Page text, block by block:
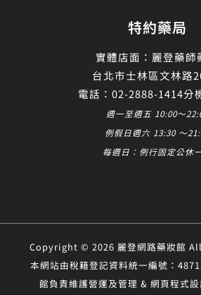
特約藥局
實體店面：麗登藥師
台北市士林區文林路
電話：02-2888-1414分
週一至週五 10:00～
例假日週六 13:30 ～
每週日：例行固定公休
Copyright © 2026 麗登網路藥妝館
本網站由稅籍登記資料統一編號：
館負責維護營運及管理 & 網頁程式